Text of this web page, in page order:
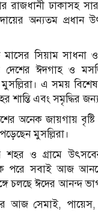
রাজধানী ঢাকাসহ
অন্যতম প্রধান
সিয়াম সাধনা
দেশের ঈদগাহ ও
এ সময়
শান্তি এবং সমৃদ্ধির
অনেক জায়গায় বৃষ্টি
মুসল্লিরা।
শহর ও গ্রামে
পরে সবাই আজ
চলছে ঈদের আনন্দ
আজ সেমাই,